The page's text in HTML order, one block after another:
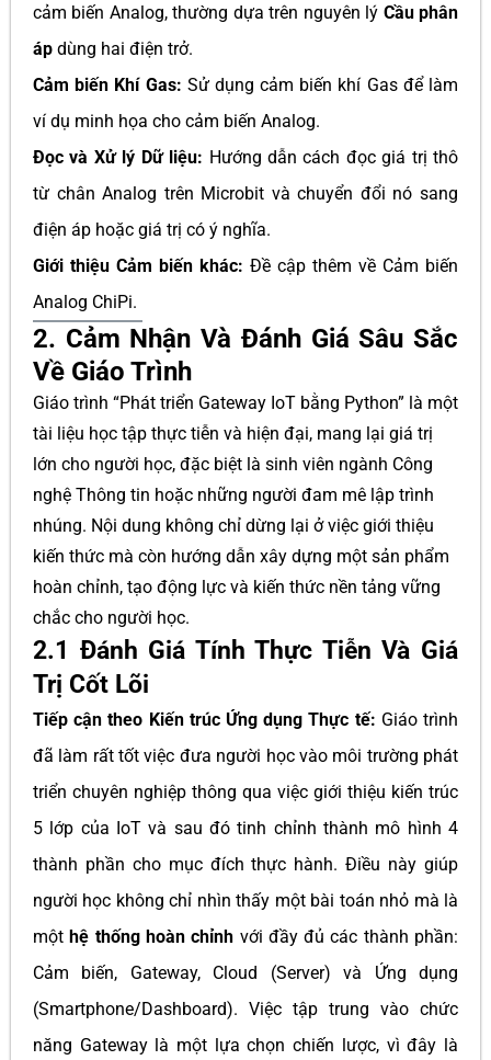
cảm biến Analog, thường dựa trên nguyên lý Cầu phân
áp dùng hai điện trở.
Cảm biến Khí Gas: Sử dụng cảm biến khí Gas để làm
ví dụ minh họa cho cảm biến Analog.
Đọc và Xử lý Dữ liệu: Hướng dẫn cách đọc giá trị thô
từ chân Analog trên Microbit và chuyển đổi nó sang
điện áp hoặc giá trị có ý nghĩa.
Giới thiệu Cảm biến khác: Đề cập thêm về Cảm biến
Analog ChiPi.
2. Cảm Nhận Và Đánh Giá Sâu Sắc
Về Giáo Trình
Giáo trình “Phát triển Gateway IoT bằng Python” là một
tài liệu học tập thực tiễn và hiện đại, mang lại giá trị
lớn cho người học, đặc biệt là sinh viên ngành Công
nghệ Thông tin hoặc những người đam mê lập trình
nhúng. Nội dung không chỉ dừng lại ở việc giới thiệu
kiến thức mà còn hướng dẫn xây dựng một sản phẩm
hoàn chỉnh, tạo động lực và kiến thức nền tảng vững
chắc cho người học.
2.1 Đánh Giá Tính Thực Tiễn Và Giá
Trị Cốt Lõi
Tiếp cận theo Kiến trúc Ứng dụng Thực tế: Giáo trình
đã làm rất tốt việc đưa người học vào môi trường phát
triển chuyên nghiệp thông qua việc giới thiệu kiến trúc
5 lớp của IoT và sau đó tinh chỉnh thành mô hình 4
thành phần cho mục đích thực hành. Điều này giúp
người học không chỉ nhìn thấy một bài toán nhỏ mà là
mộthệ thống hoàn chỉnh với đầy đủ các thành phần:
Cảm biến, Gateway, Cloud (Server) và Ứng dụng
(Smartphone/Dashboard). Việc tập trung vào chức
năng Gateway là một lựa chọn chiến lược, vì đây là